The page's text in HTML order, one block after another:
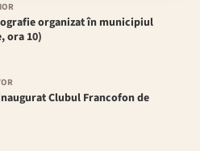
organizat în municipiul
ora 10)
Clubul Francofon de